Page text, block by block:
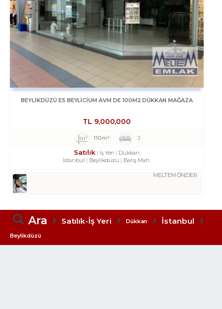
BEYLİKDÜZÜ E5 BEYLİCİUM AVM DE 100M2 DÜKKAN MAĞAZA
TL 9,000,000
110m² 2
Satılık İş Yeri
Dükkan
İstanbul
Beylikdüzü Barış Mah.
MELTEM ÖNDER
Ara Satılık-İş Yeri Dükkan İstanbul
Beylikdüzü